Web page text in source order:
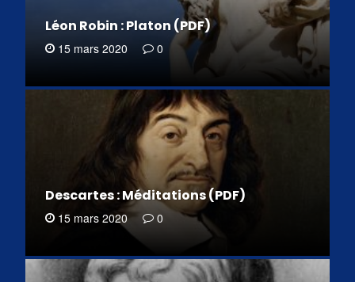
Léon Robin : Platon (PDF)
15 mars 2020 0
Descartes : Méditations (PDF)
15 mars 2020 0